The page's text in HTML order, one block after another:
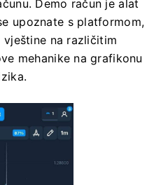
Demo račun je alat
upoznate s platformom,
na različitim
mehanike na grafikonu